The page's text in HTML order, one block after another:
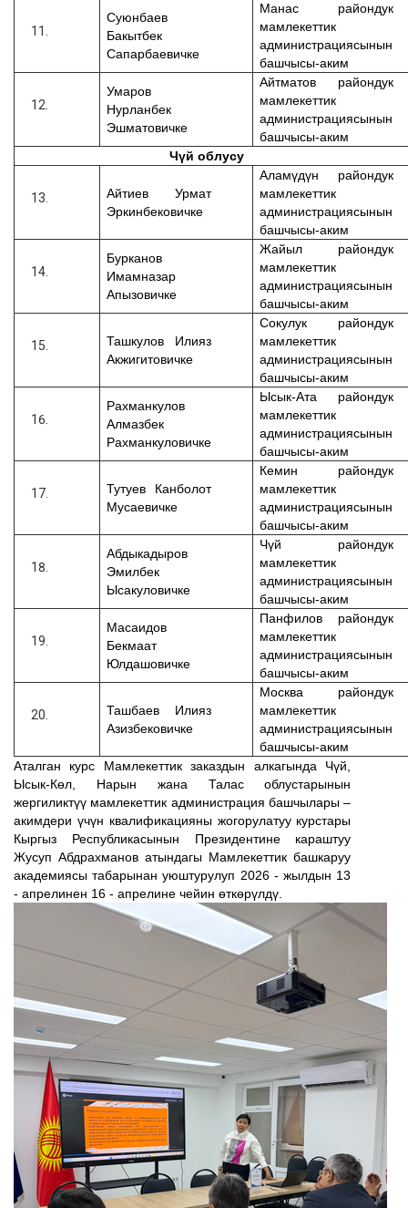
Суюнбаев
Бакытбек
Сапарбаевичке
Манас райондук
мамлекеттик
администрациясынын
башчысы-аким
Умаров
Нурланбек
Эшматовичке
Айтматов райондук
мамлекеттик
администрациясынын
башчысы-аким
Чүй облусу
Айтиев Урмат
Эркинбековичке
Аламүдүн райондук
мамлекеттик
администрациясынын
башчысы-аким
Бурканов
Имамназар
Апызовичке
Жайыл райондук
мамлекеттик
администрациясынын
башчысы-аким
Ташкулов Илияз
Акжигитовичке
Сокулук райондук
мамлекеттик
администрациясынын
башчысы-аким
Рахманкулов
Алмазбек
Рахманкуловичке
Ысык-Ата райондук
мамлекеттик
администрациясынын
башчысы-аким
Тутуев Канболот
Мусаевичке
Кемин райондук
мамлекеттик
администрациясынын
башчысы-аким
Абдыкадыров
Эмилбек
Ысакуловичке
Чүй райондук
мамлекеттик
администрациясынын
башчысы-аким
Масаидов
Бекмаат
Юлдашовичке
Панфилов райондук
мамлекеттик
администрациясынын
башчысы-аким
Ташбаев Илияз
Азизбековичке
Москва райондук
мамлекеттик
администрациясынын
башчысы-аким
Аталган курс Мамлекеттик заказдын алкагында Чүй,
Ысык-Көл, Нарын жана Талас облустарынын
жергиликтүү мамлекеттик администрация башчылары –
акимдери үчүн квалификацияны жогорулатуу курстары
Кыргыз Республикасынын Президентине караштуу
Жусуп Абдрахманов атындагы Мамлекеттик башкаруу
академиясы табарынан уюштурулуп 2026 - жылдын 13
- апрелинен 16 - апрелине чейин өткөрүлдү.